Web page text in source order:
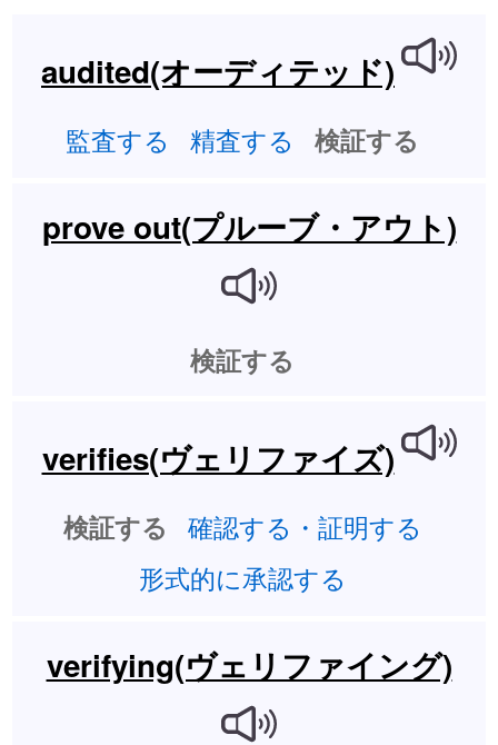
audited(オーディテッド)
監査する 精査する 検証する
prove out(プルーブ・アウト)
検証する
verifies(ヴェリファイズ)
検証する
確認する・証明する
形式的に承認する
verifying(ヴェリファイング)